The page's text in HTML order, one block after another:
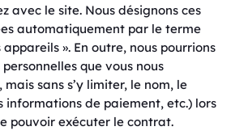
avec le site. Nous désignons ces
automatiquement par le terme
». En outre, nous pourrions
que vous nous
sans s’y limiter, le nom, le
informations de paiement, etc.) lors
pouvoir exécuter le contrat.